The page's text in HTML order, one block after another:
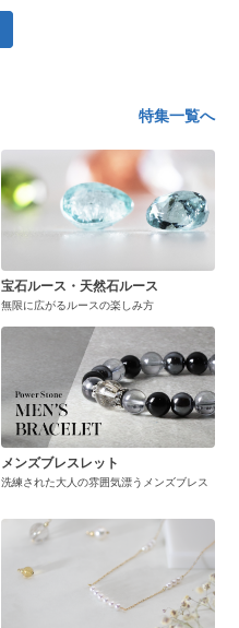
特集一覧へ
宝石ルース・天然石ルース
無限に広がるルースの楽しみ方
メンズブレスレット
洗練された大人の雰囲気漂うメンズブレス